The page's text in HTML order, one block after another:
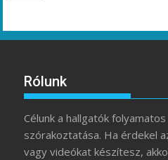
Rólunk
Célunk a hallgatók
szórakoztatása. Ha érdekel
vagy videókat készítesz,